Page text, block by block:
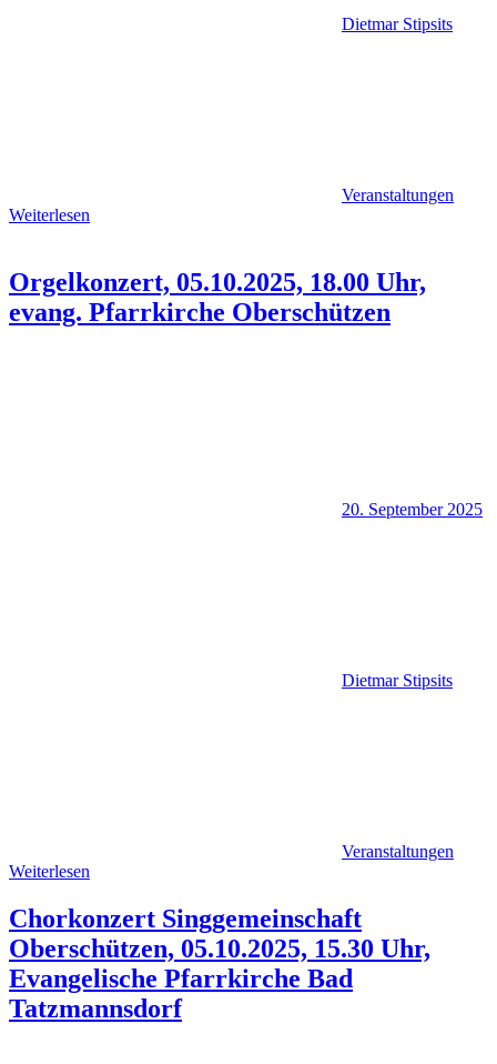
Dietmar Stipsits
Veranstaltungen
Weiterlesen
Orgelkonzert, 05.10.2025, 18.00 Uhr,
evang. Pfarrkirche Oberschützen
20. September 2025
Dietmar Stipsits
Veranstaltungen
Weiterlesen
Chorkonzert Singgemeinschaft
Oberschützen, 05.10.2025, 15.30 Uhr,
Evangelische Pfarrkirche Bad
Tatzmannsdorf